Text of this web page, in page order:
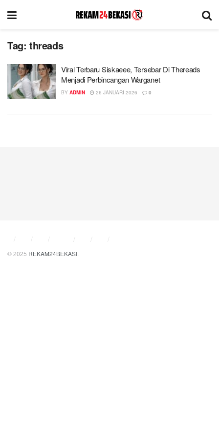
Tag: threads
Viral Terbaru Siskaeee, Tersebar Di Thereads
Menjadi Perbincangan Warganet
BY ADMIN 26 JANUARI 2026 0
© 2025 REKAM24BEKASI